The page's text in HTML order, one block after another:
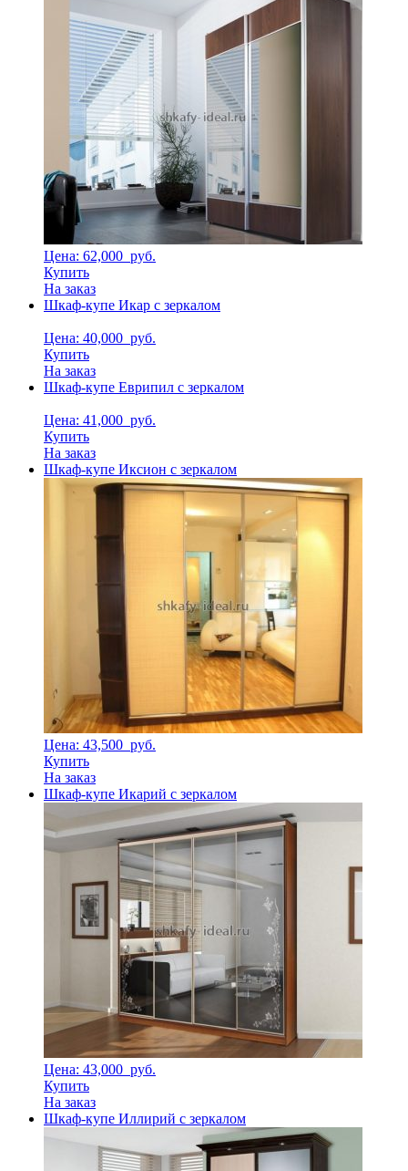
Цена: 62,000 руб.
Купить
На заказ
Шкаф-купе Икар с зеркалом
Цена: 40,000 руб.
Купить
На заказ
Шкаф-купе Еврипил с зеркалом
Цена: 41,000 руб.
Купить
На заказ
Шкаф-купе Иксион с зеркалом
Цена: 43,500 руб.
Купить
На заказ
Шкаф-купе Икарий с зеркалом
Цена: 43,000 руб.
Купить
На заказ
Шкаф-купе Иллирий с зеркалом